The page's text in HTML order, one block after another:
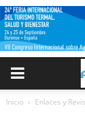
Inicio Enlaces y